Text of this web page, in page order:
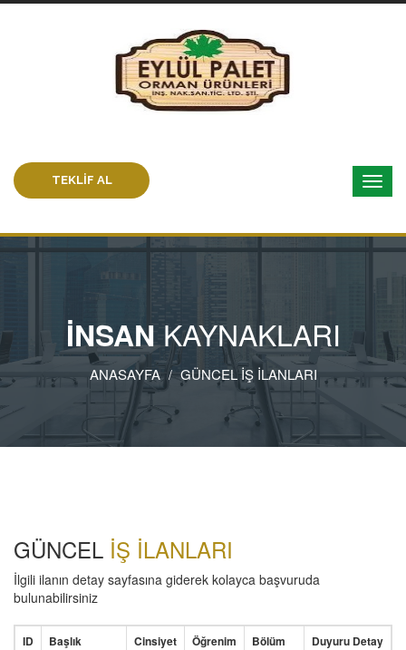
TEKLİF AL
İNSANKAYNAKLARI
ANASAYFA / GÜNCEL İŞ İLANLARI
GÜNCEL İŞ İLANLARI
İlgili ilanın detay sayfasına giderek kolayca başvuruda
bulunabilirsiniz
ID Başlık Cinsiyet Öğrenim Bölüm Duyuru Detay